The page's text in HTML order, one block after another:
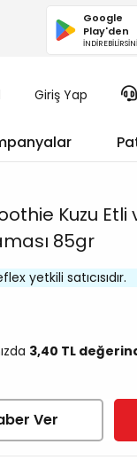
Google
Play'den
Giriş Yap
Kuzu Etli
85gr
yetkili satıcısıdır.
3,40 TL
Ver